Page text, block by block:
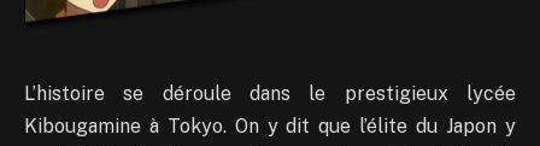
L’histoire se déroule dans le prestigieux lycée
Kibougamine à Tokyo. On y dit que l’élite du Japon y